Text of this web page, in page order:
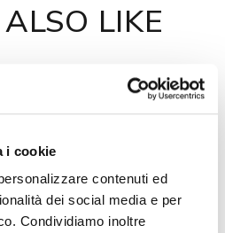
i cookie
contenuti ed
dei social media e per
Condividiamo inoltre
LIKE